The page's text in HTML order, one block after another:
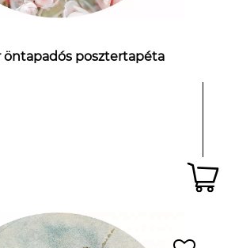
öntapadós posztertapéta